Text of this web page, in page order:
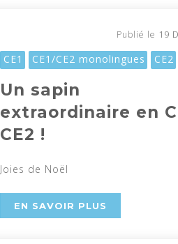
Publié le 19
CE1 CE1/CE2 monolingues CE2
Un sapin
extraordinaire en
CE2 !
Joies de Noël
EN SAVOIR PLUS